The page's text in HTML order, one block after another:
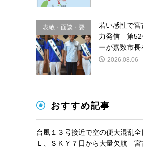
表敬・面談・要
請
若い感性で
力発信 第52
ーが嘉数市長
2026.08.06
おすすめ記事
台風１３号接近で空の便大混乱全
Ｌ、ＳＫＹ７日から大量欠航 宮